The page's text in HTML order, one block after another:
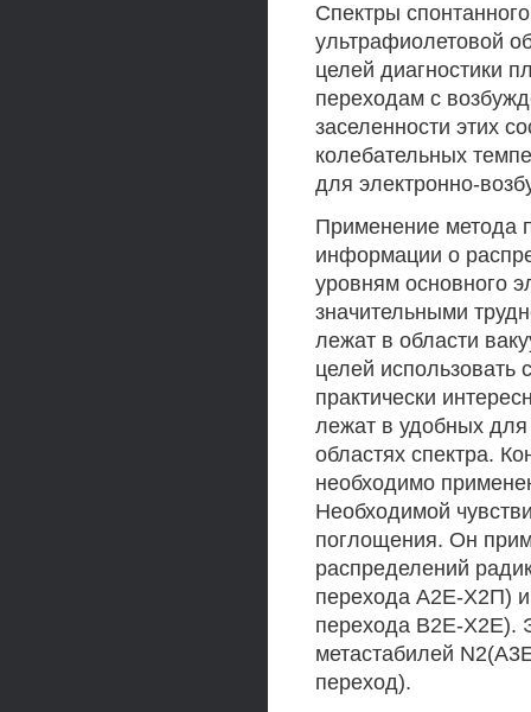
Спектры
ультрафиолетовой
целей диагностики
переходам с
заселенности этих
колебательных
для электронно-
Применение метода
информации о
уровням основного
значительными
лежат в области
целей использовать
практически
лежат в удобных
областях спектра.
необходимо
Необходимой
поглощения. Он
распределений
перехода А2Е-Х2П)
перехода В2Е-Х2Е).
метастабилей
переход).